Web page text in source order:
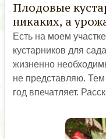
Плодовые
никаких, а
Есть на моем
кустарников для
жизненно
не представляю.
год впечатляет.